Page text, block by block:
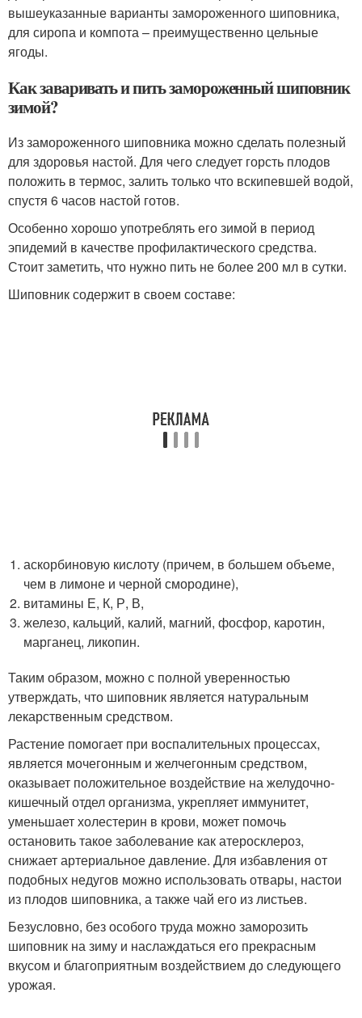
вышеуказанные варианты замороженного шиповника,
для сиропа и компота – преимущественно цельные
ягоды.
Как заваривать и пить замороженный шиповник
зимой?
Из замороженного шиповника можно сделать полезный
для здоровья настой. Для чего следует горсть плодов
положить в термос, залить только что вскипевшей водой,
спустя 6 часов настой готов.
Особенно хорошо употреблять его зимой в период
эпидемий в качестве профилактического средства.
Стоит заметить, что нужно пить не более 200 мл в сутки.
Шиповник содержит в своем составе:
аскорбиновую кислоту (причем, в большем объеме,
чем в лимоне и черной смородине),
витамины Е, К, Р, В,
железо, кальций, калий, магний, фосфор, каротин,
марганец, ликопин.
Таким образом, можно с полной уверенностью
утверждать, что шиповник является натуральным
лекарственным средством.
Растение помогает при воспалительных процессах,
является мочегонным и желчегонным средством,
оказывает положительное воздействие на желудочно-
кишечный отдел организма, укрепляет иммунитет,
уменьшает холестерин в крови, может помочь
остановить такое заболевание как атеросклероз,
снижает артериальное давление. Для избавления от
подобных недугов можно использовать отвары, настои
из плодов шиповника, а также чай его из листьев.
Безусловно, без особого труда можно заморозить
шиповник на зиму и наслаждаться его прекрасным
вкусом и благоприятным воздействием до следующего
урожая.